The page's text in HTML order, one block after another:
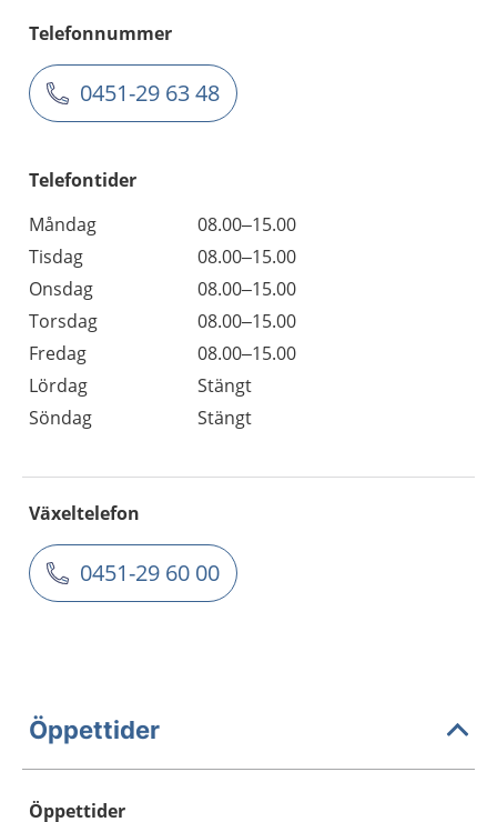
Telefonnummer
0451-29 63 48
Telefontider
Måndag
08.00–15.00
Tisdag
08.00–15.00
Onsdag
08.00–15.00
Torsdag
08.00–15.00
Fredag
08.00–15.00
Lördag
Stängt
Söndag
Stängt
Växeltelefon
0451-29 60 00
Öppettider
Öppettider